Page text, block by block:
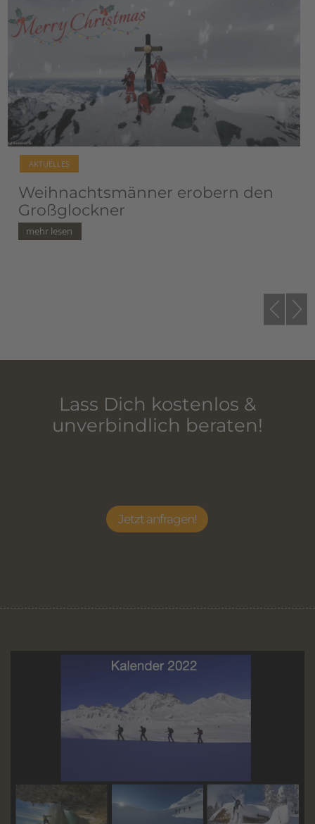
AKTUELLES
Weihnachtsmänner erobern den
Großglockner
Lass Dich kostenlos &
unverbindlich beraten!
Jetzt anfragen!